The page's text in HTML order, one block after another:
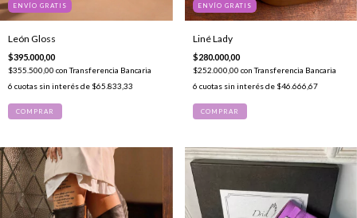
ENVÍO GRATIS
León Gloss
$395.000,00
$355.500,00 con Transferencia Bancaria
6 cuotas sin interés de $65.833,33
COMPRAR
ENVÍO GRATIS
Liné Lady
$280.000,00
$252.000,00 con Transferencia Bancaria
6 cuotas sin interés de $46.666,67
COMPRAR